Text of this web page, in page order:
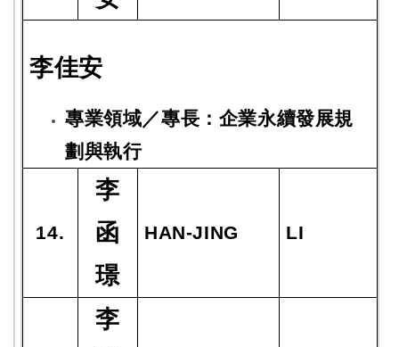
李佳安
專業領域／專長： 企業永續發展規
劃與執行
14.
李
函
璟
HAN-JING LI
李